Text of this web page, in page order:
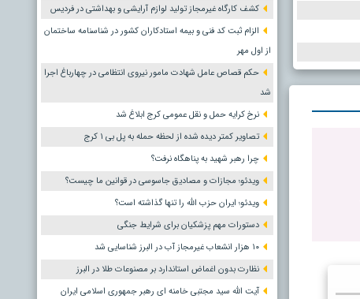
کشف کارگاه غیرمجاز تولید لوازم آرایشی و بهداشتی در فردیس
الزام ثبت کد فنی و بیمه استادکاران کشور در شناسنامه ساختمان
از اول مهر
حکم قصاص عامل شهادت مامور نیروی انتظامی در چهارباغ اجرا
شد
نرخ کرایه حمل و نقل عمومی کرج ابلاغ شد
تصاویر کمتر دیده شده از لحظه حمله به پل بی ۱ کرج
چرا رهبر شهید به پناهگاه نرفت؟
ویدئو؛ مجازات و مصادیق جاسوسی در قوانین ما چیست؟
ویدئو؛ ایران حزب الله را تنها گذاشته است؟
دستورات مهم پزشکیان برای شرایط جنگی
۱۰ هزار انشعاب غیرمجاز آب در البرز شناسایی شد
نظارت بدون اغماض استاندارد بر مصنوعات طلا در البرز
آیت الله سید مجتبی خامنه ای رهبر جمهوری اسلامی ایران